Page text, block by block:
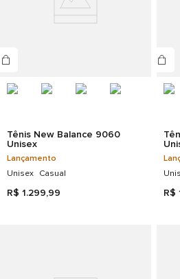
Tênis New Balance 9060
Unisex
Lançamento
Unisex Casual
R$ 1.299,99 R$